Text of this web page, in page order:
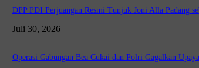
DPP PDI Perjuangan Resmi Tunjuk Joni Alla Padang
Juli 30, 2026
Operasi Gabungan Bea Cukai dan Polri Gagalkan